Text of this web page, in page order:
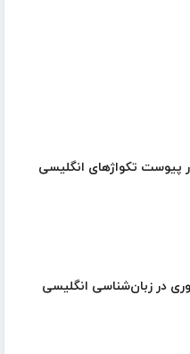
پیوست تکواژهای انگلیسی
در زبان‌شناسی انگلیسی